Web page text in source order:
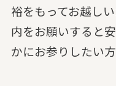
裕をもってお越し
内をお願いすると
かにお参りしたい